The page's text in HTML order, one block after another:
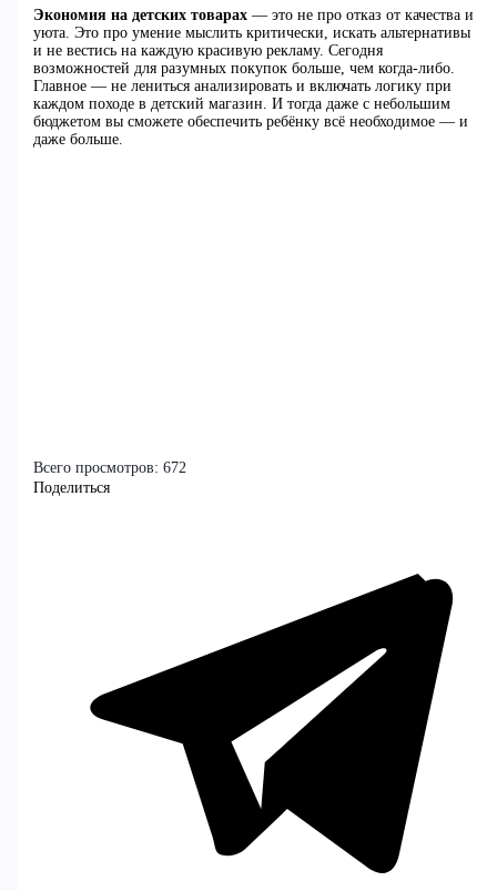
Экономия на детских товарах— это не про отказ от качества и
уюта. Это про умение мыслить критически, искать альтернативы
и не вестись на каждую красивую рекламу. Сегодня
возможностей для разумных покупок больше, чем когда-либо.
Главное — не лениться анализировать и включать логику при
каждом походе в детский магазин. И тогда даже с небольшим
бюджетом вы сможете обеспечить ребёнку всё необходимое — и
даже больше.
Всего просмотров: 672
Поделиться